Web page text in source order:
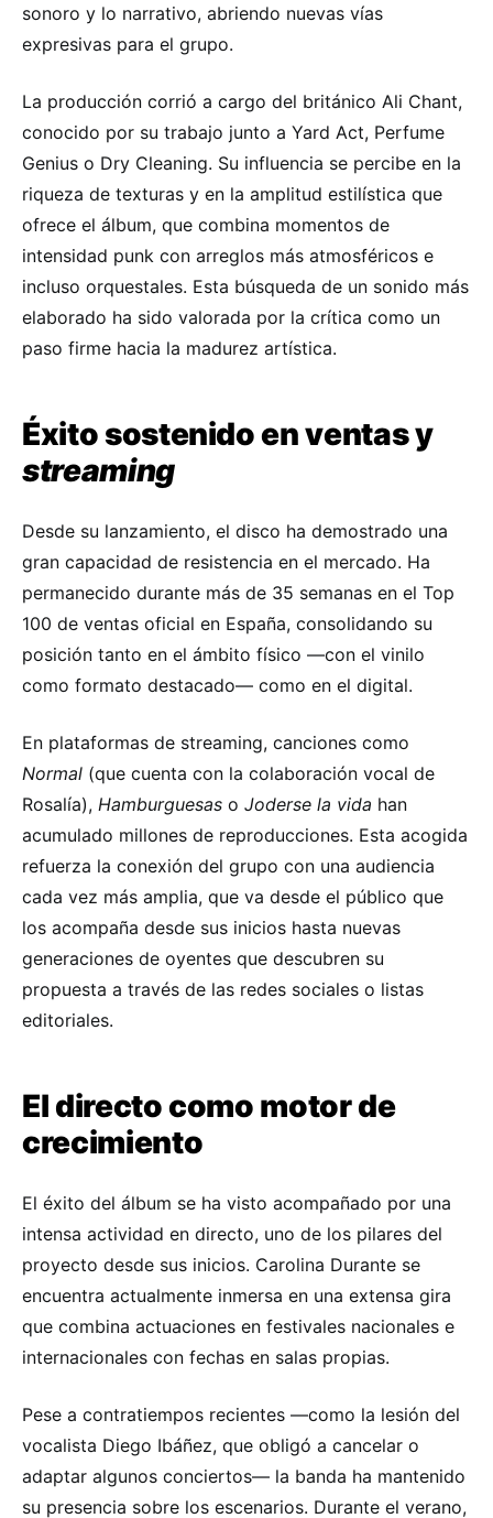
sonoro y lo narrativo, abriendo nuevas vías
expresivas para el grupo.
La producción corrió a cargo del británico Ali Chant,
conocido por su trabajo junto a Yard Act, Perfume
Genius o Dry Cleaning. Su influencia se percibe en la
riqueza de texturas y en la amplitud estilística que
ofrece el álbum, que combina momentos de
intensidad punk con arreglos más atmosféricos e
incluso orquestales. Esta búsqueda de un sonido más
elaborado ha sido valorada por la crítica como un
paso firme hacia la madurez artística.
Éxito sostenido en ventas y
streaming
Desde su lanzamiento, el disco ha demostrado una
gran capacidad de resistencia en el mercado. Ha
permanecido durante más de 35 semanas en el Top
100 de ventas oficial en España, consolidando su
posición tanto en el ámbito físico —con el vinilo
como formato destacado— como en el digital.
En plataformas de streaming, canciones como
Normal (que cuenta con la colaboración vocal de
Rosalía), Hamburguesas o Joderse la vida han
acumulado millones de reproducciones. Esta acogida
refuerza la conexión del grupo con una audiencia
cada vez más amplia, que va desde el público que
los acompaña desde sus inicios hasta nuevas
generaciones de oyentes que descubren su
propuesta a través de las redes sociales o listas
editoriales.
El directo como motor de
crecimiento
El éxito del álbum se ha visto acompañado por una
intensa actividad en directo, uno de los pilares del
proyecto desde sus inicios. Carolina Durante se
encuentra actualmente inmersa en una extensa gira
que combina actuaciones en festivales nacionales e
internacionales con fechas en salas propias.
Pese a contratiempos recientes —como la lesión del
vocalista Diego Ibáñez, que obligó a cancelar o
adaptar algunos conciertos— la banda ha mantenido
su presencia sobre los escenarios. Durante el verano,